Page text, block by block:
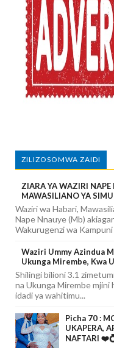
ZILIZOSOMWA ZAIDI
ZIARA YA WAZIRI
MAWASILIANO YA
Waziri wa Habari,
Nape Nnauye (Mb)
Wakurugenzi wa Kampuni
Waziri Ummy Azindua
Ukunga Mirembe, Kwa
Shilingi bilioni 3.1
na Ukunga Mirembe mjini
idadi ya wahitimu...
Picha 70 :
UKAPERA,
NAFTARI